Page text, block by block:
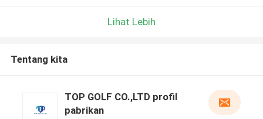
Lihat Lebih
Tentang kita
TOP GOLF CO.,LTD profil
pabrikan